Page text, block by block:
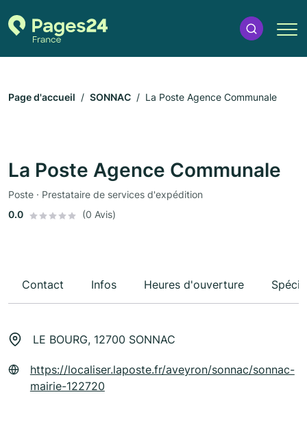
Page d'accueil SONNAC La Poste Agence Communale
La Poste Agence Communale
Poste · Prestataire de services d'expédition
0.0
(0 Avis)
Contact Infos Heures d'ouverture
LE BOURG, 12700 SONNAC
https://localiser.laposte.fr/aveyron/sonnac/sonnac-
mairie-122720